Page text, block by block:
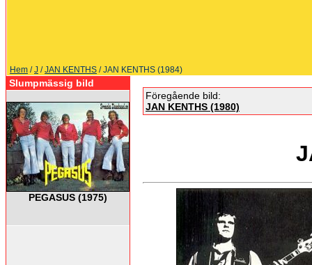
Hem /J /JAN KENTHS / JAN KENTHS (1984)
Slumpmässig bild
PEGASUS (1975)
Föregående bild:
JAN KENTHS (1980)